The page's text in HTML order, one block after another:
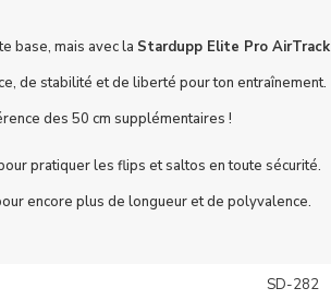
base, mais avec la Stardupp Elite Pro AirTrack
de stabilité et de liberté pour ton entraînement.
des 50 cm supplémentaires !
pratiquer les flips et saltos en toute sécurité.
encore plus de longueur et de polyvalence.
SD-282